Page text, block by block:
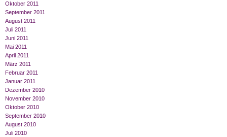
Oktober 2011
September 2011
August 2011
Juli 2011
Juni 2011
Mai 2011
April 2011
März 2011
Februar 2011
Januar 2011
Dezember 2010
November 2010
Oktober 2010
September 2010
August 2010
Juli 2010